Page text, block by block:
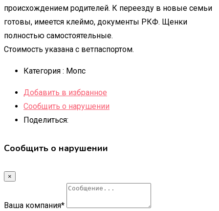
происхождением родителей. К переезду в новые семьи
готовы, имеется клеймо, документы РКФ. Щенки
полностью самостоятельные.
Стоимость указана с ветпаспортом.
Категория : Мопс
Добавить в избранное
Сообщить о нарушении
Поделиться:
Сообщить о нарушении
×
Ваша компания*